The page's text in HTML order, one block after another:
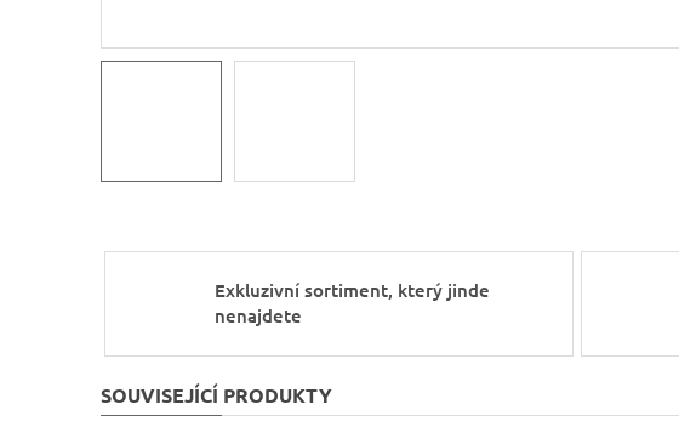
Exkluzivní sortiment, který jinde
nenajdete
SOUVISEJÍCÍ PRODUKTY